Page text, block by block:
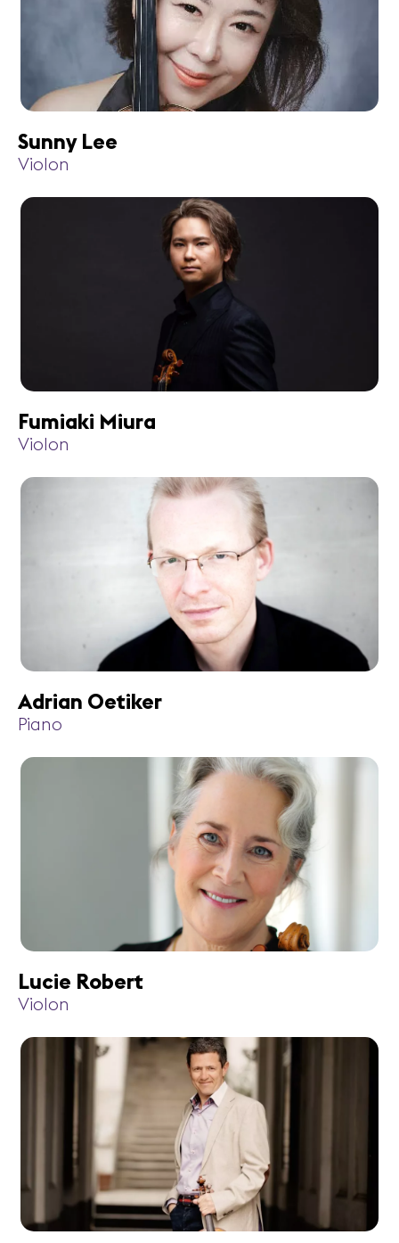
Sunny Lee
Violon
Fumiaki Miura
Violon
Adrian Oetiker
Piano
Lucie Robert
Violon